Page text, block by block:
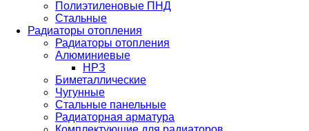
Полиэтиленовые ПНД
Стальные
Радиаторы отопления
Радиаторы отопления
Алюминиевые
НРЗ
Биметаллические
Чугунные
Стальные панельные
Радиаторная арматура